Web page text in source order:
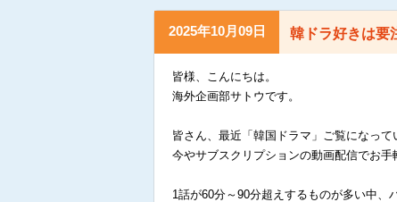
2025年10月09日 韓ドラ好きは要
皆様、こんにちは。
海外企画部サトウです。
皆さん、最近「韓国ドラマ」ご覧になって
今やサブスクリプションの動画配信でお
1話が60分～90分超えするものが多い中、